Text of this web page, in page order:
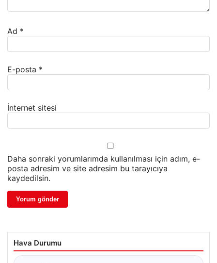
Ad *
E-posta *
İnternet sitesi
Daha sonraki yorumlarımda kullanılması için adım, e-
posta adresim ve site adresim bu tarayıcıya
kaydedilsin.
Hava Durumu